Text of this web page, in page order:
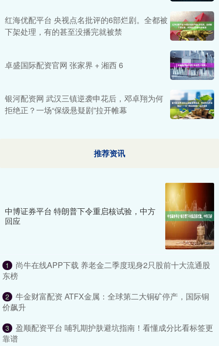
红海优配平台 央视点名批评的6部烂剧。全都被
下架处理，有的甚至没播完就被禁
卓盛国际配资官网 张家界 + 湘西 6
银河配资网 武汉三镇逆袭申花后，邓卓翔为何
拒绝正？一场“保级悬疑剧”拉开帷幕
推荐资讯
中博证券平台 特朗普下令重启核试验，中方
回应
1
尚牛在线APP下载 养老金二季度现身2只股前十大流通股
东榜
2
牛金财富配资 ATFX金属：全球第二大铜矿停产，国际铜
价飙升
3
盈顺配资平台 哺乳期护肤避坑指南！看懂成分比看标签更
靠谱